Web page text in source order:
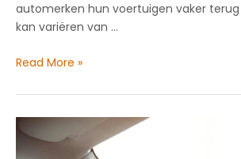
automerken hun voertuigen vaker
kan variëren van …
Welke
het
vaakst
teruggeroepen
worden
Read More »